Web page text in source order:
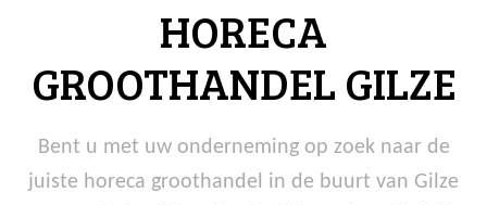
HORECA
GROOTHANDEL GILZE
Bent u met uw onderneming op zoek naar de
juiste horeca groothandel in de buurt van Gilze